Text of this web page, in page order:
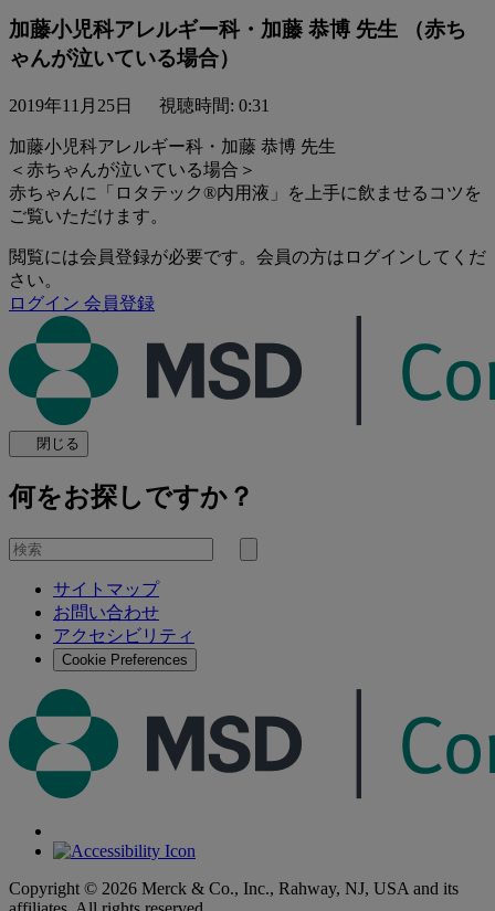
加藤小児科アレルギー科・加藤 恭博 先生 （赤ち
ゃんが泣いている場合）
2019年11月25日 視聴時間: 0:31
加藤小児科アレルギー科・加藤 恭博 先生
＜赤ちゃんが泣いている場合＞
赤ちゃんに「ロタテック®内用液」を上手に飲ませるコツを
ご覧いただけます。
閲覧には会員登録が必要です。会員の方はログインしてくだ
さい。
ログイン 会員登録
閉じる
何をお探しですか？
を
検
サイトマップ
お問い合わせ
アクセシビリティ
Cookie Preferences
Copyright © 2026 Merck & Co., Inc., Rahway, NJ, USA and its